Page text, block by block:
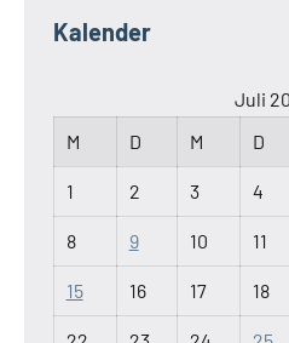
Kalender
Juli
M
D M D
1 2 3 4
8 9 10 11
15 16 17 18